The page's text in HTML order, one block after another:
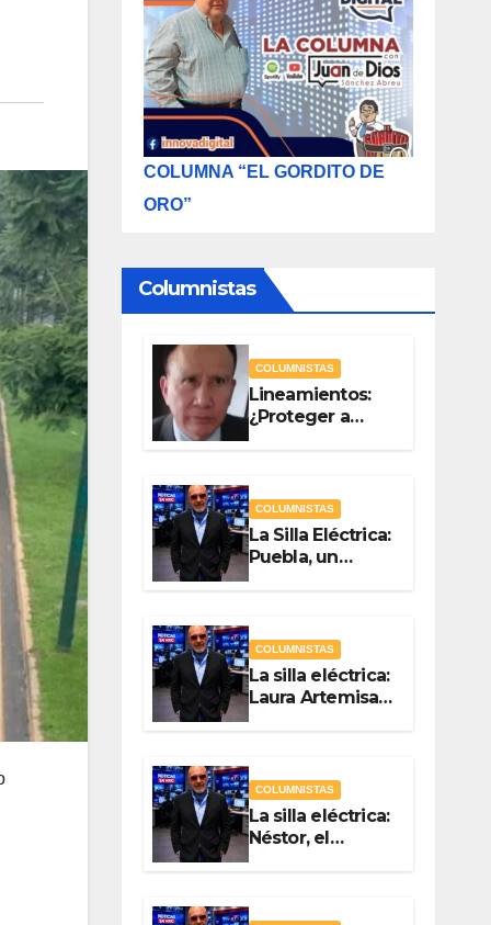
COLUMNA “EL GORDITO DE
ORO”
Columnistas
COLUMNISTAS
Lineamientos:
¿Proteger a
Quién? Por
Hernández
COLUMNISTAS
La Silla Eléctrica:
Puebla, un
gobierno sin
COLUMNISTAS
La silla eléctrica:
Laura Artemisa
la maestra de las
Por Antonio
Ladrón de
Guevara
COLUMNISTAS
La silla eléctrica:
Néstor, el
Chapulín Naranja
Ladrón de